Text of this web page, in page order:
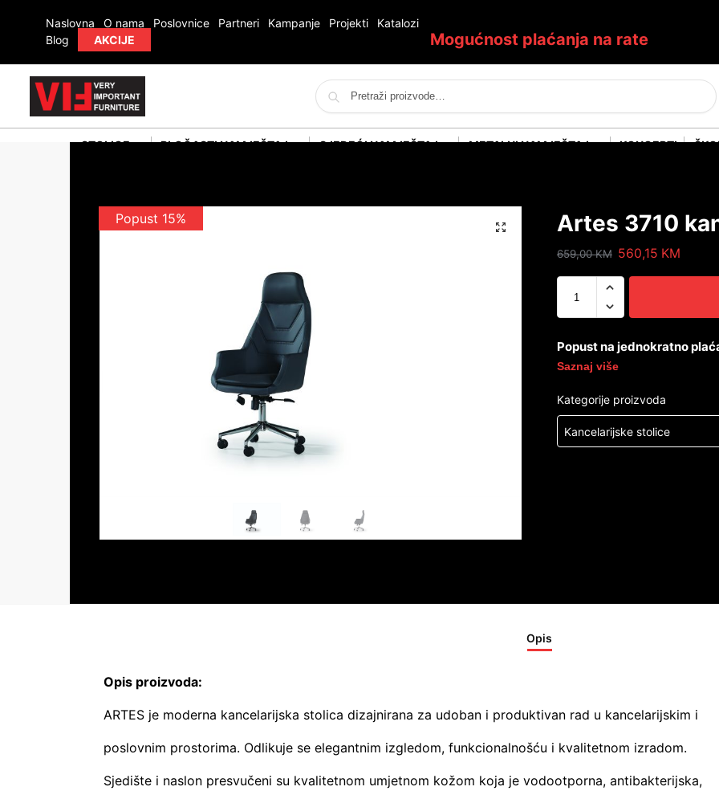
Naslovna O nama Poslovnice Partneri Kampanje Projekti
Katalozi
Blog
AKCIJE Mogućnost plaćanja na rate
Pretraži
STOLICE PLOČASTI NAMJEŠTAJ SJEDEĆI NAMJEŠTAJ METALNI NAMJEŠTAJ KONCEPTI
Popust 15% Artes 3710
659,00KM 560,15 KM
Popust na jednokratno
Saznaj više
Kategorije proizvoda
Kancelarijske stolice
Opis
Opis proizvoda:
ARTES je moderna kancelarijska stolica dizajnirana za udoban i produktivan rad u kancelarijskim i
poslovnim prostorima. Odlikuje se elegantnim izgledom, funkcionalnošću i kvalitetnom izradom.
Sjedište i naslon presvučeni su kvalitetnom umjetnom kožom koja je vodootporna, antibakterijska,